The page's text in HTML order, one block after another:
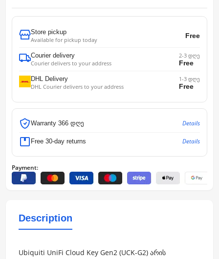
Store pickup
Available for pickup today
Free
Courier delivery
Courier delivers to your address
2-3 დღე
Free
DHL Delivery
DHL Courier delivers to your address
1-3 დღე
Free
Warranty 366 დღე Details
Free 30-day returns Details
Payment:
Description
Ubiquiti UniFi Cloud Key Gen2 (UCK-G2) არის